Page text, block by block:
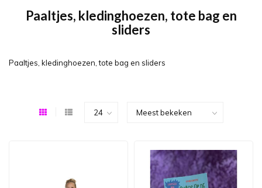
Paaltjes, kledinghoezen, tote bag en
sliders
Paaltjes, kledinghoezen, tote bag en sliders